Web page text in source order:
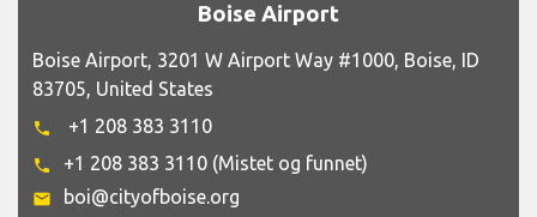
Boise Airport
Boise Airport, 3201 W Airport Way #1000, Boise, ID
83705, United States
phone +1 208 383 3110
phone +1 208 383 3110 (Mistet og funnet)
email boi@cityofboise.org